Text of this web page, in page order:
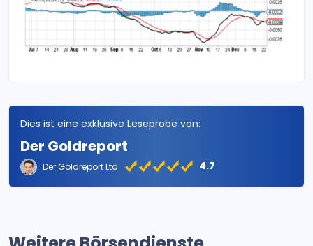
Dies ist eine exklusive Leseprobe von:
Der Goldreport
Der Goldreport Ltd 4.7